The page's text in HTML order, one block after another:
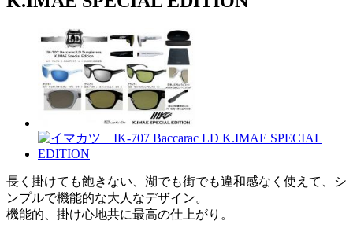
長く掛けても飽きない、湖でも街でも違和感なく使えて、シ
ンプルで機能的な大人なデザイン。
機能的、掛け心地共に最高の仕上がり。